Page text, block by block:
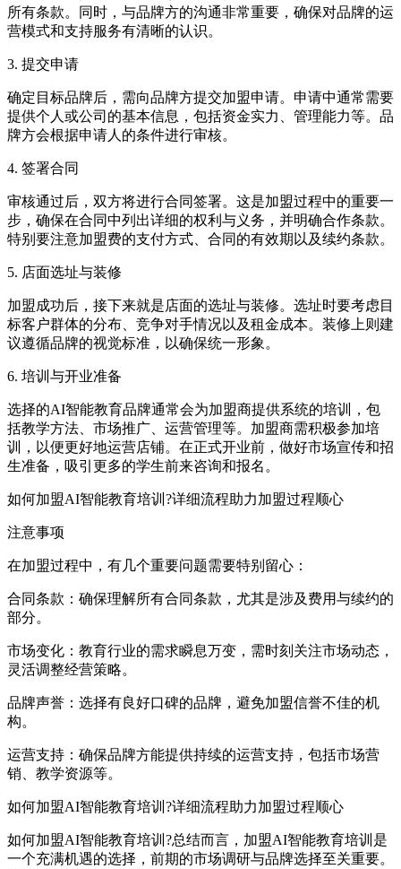
所有条款。同时，与品牌方的沟通非常重要，确保对品牌的运
营模式和支持服务有清晰的认识。
3. 提交申请
确定目标品牌后，需向品牌方提交加盟申请。申请中通常需要
提供个人或公司的基本信息，包括资金实力、管理能力等。品
牌方会根据申请人的条件进行审核。
4. 签署合同
审核通过后，双方将进行合同签署。这是加盟过程中的重要一
步，确保在合同中列出详细的权利与义务，并明确合作条款。
特别要注意加盟费的支付方式、合同的有效期以及续约条款。
5. 店面选址与装修
加盟成功后，接下来就是店面的选址与装修。选址时要考虑目
标客户群体的分布、竞争对手情况以及租金成本。装修上则建
议遵循品牌的视觉标准，以确保统一形象。
6. 培训与开业准备
选择的AI智能教育品牌通常会为加盟商提供系统的培训，包
括教学方法、市场推广、运营管理等。加盟商需积极参加培
训，以便更好地运营店铺。在正式开业前，做好市场宣传和招
生准备，吸引更多的学生前来咨询和报名。
如何加盟AI智能教育培训?详细流程助力加盟过程顺心
注意事项
在加盟过程中，有几个重要问题需要特别留心：
合同条款：确保理解所有合同条款，尤其是涉及费用与续约的
部分。
市场变化：教育行业的需求瞬息万变，需时刻关注市场动态，
灵活调整经营策略。
品牌声誉：选择有良好口碑的品牌，避免加盟信誉不佳的机
构。
运营支持：确保品牌方能提供持续的运营支持，包括市场营
销、教学资源等。
如何加盟AI智能教育培训?详细流程助力加盟过程顺心
如何加盟AI智能教育培训?总结而言，加盟AI智能教育培训是
一个充满机遇的选择，前期的市场调研与品牌选择至关重要。